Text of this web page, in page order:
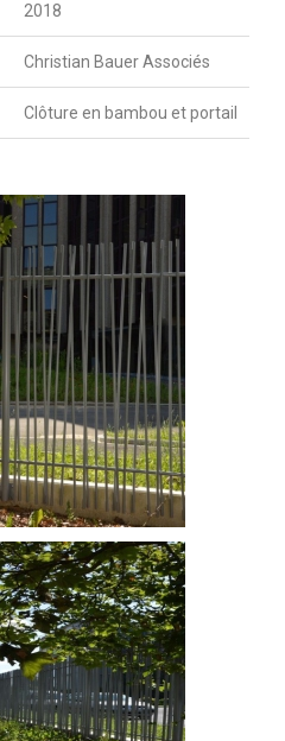
2018
Christian Bauer Associés
Clôture en bambou et portail